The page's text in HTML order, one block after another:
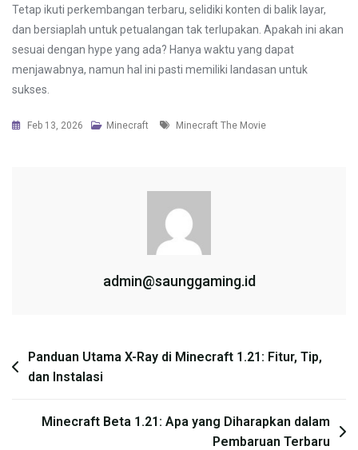
Tetap ikuti perkembangan terbaru, selidiki konten di balik layar,
dan bersiaplah untuk petualangan tak terlupakan. Apakah ini akan
sesuai dengan hype yang ada? Hanya waktu yang dapat
menjawabnya, namun hal ini pasti memiliki landasan untuk
sukses.
Feb 13, 2026 Minecraft Tags
Minecraft The Movie
admin@saunggaming.id
Post
navigation
Panduan Utama X-Ray di Minecraft 1.21: Fitur, Tip,
dan Instalasi
Minecraft Beta 1.21: Apa yang Diharapkan dalam
Pembaruan Terbaru